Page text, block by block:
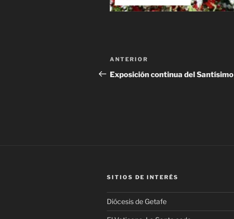
Navegación
de
Entrada
anterior:
ANTERIOR
Exposición continua del Santísimo
SITIOS DE INTERÉS
Diócesis de Getafe